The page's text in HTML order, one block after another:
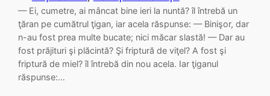
— Ei, cumetre, ai mâncat bine ieri la nuntă? îl întrebă un
ţăran pe cumătrul ţigan, iar acela răspunse: — Binişor, dar
n-au fost prea multe bucate; nici măcar slastă! — Dar au
fost prăjituri şi plăcintă? Şi friptură de viţel? A fost şi
friptură de miel? îl întrebă din nou acela. Iar ţiganul
răspunse:…